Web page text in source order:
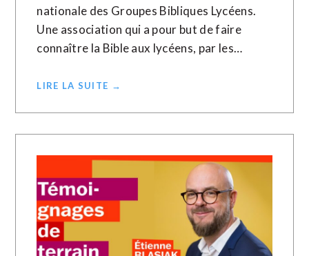
nationale des Groupes Bibliques Lycéens.
Une association qui a pour but de faire
connaître la Bible aux lycéens, par les…
LIRE LA SUITE →